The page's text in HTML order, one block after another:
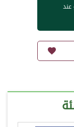
عند